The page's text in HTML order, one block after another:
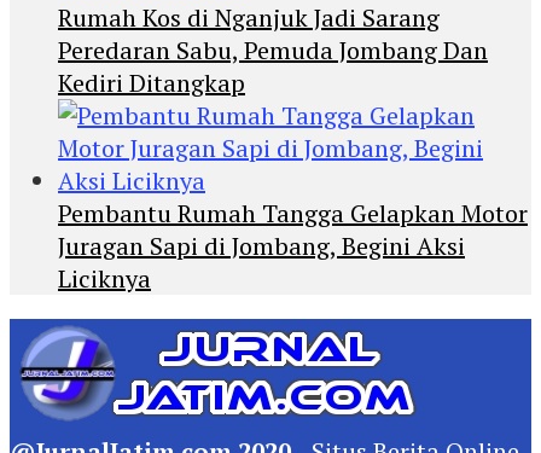
Rumah Kos di Nganjuk Jadi Sarang
Peredaran Sabu, Pemuda Jombang Dan
Kediri Ditangkap
Pembantu Rumah Tangga Gelapkan Motor
Juragan Sapi di Jombang, Begini Aksi
Liciknya